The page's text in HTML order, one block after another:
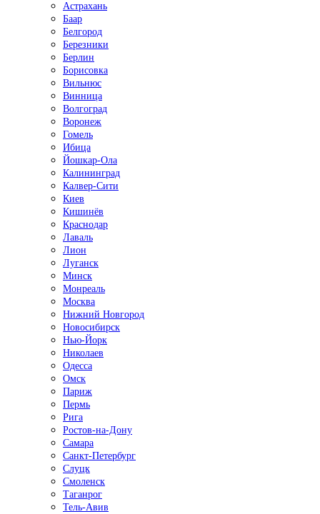
Астрахань
Баар
Белгород
Березники
Берлин
Борисовка
Вильнюс
Винница
Волгоград
Воронеж
Гомель
Ибица
Йошкар-Ола
Калининград
Калвер-Сити
Киев
Кишинёв
Краснодар
Лаваль
Лион
Луганск
Минск
Монреаль
Москва
Нижний Новгород
Новосибирск
Нью-Йорк
Николаев
Одесса
Омск
Париж
Пермь
Рига
Ростов-на-Дону
Самара
Санкт-Петербург
Слуцк
Смоленск
Таганрог
Тель-Авив